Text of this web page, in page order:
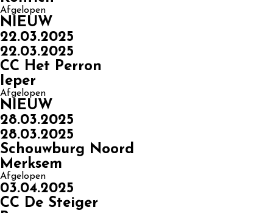
Afgelopen
NIEUW
22.03.2025
22.03.2025
CC Het Perron
Ieper
Afgelopen
NIEUW
28.03.2025
28.03.2025
Schouwburg Noord
Merksem
Afgelopen
03.04.2025
CC De Steiger